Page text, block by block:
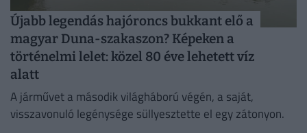
Újabb legendás hajóroncs bukkant elő a
magyar Duna-szakaszon? Képeken a
történelmi lelet: közel 80 éve lehetett víz
alatt
A járművet a második világháború végén, a saját,
visszavonuló legénysége süllyesztette el egy zátonyon.